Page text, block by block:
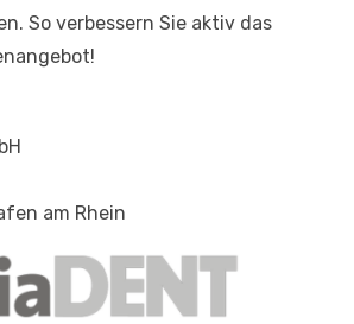
So verbessern Sie aktiv das
am Rhein